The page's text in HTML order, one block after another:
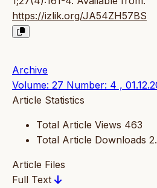
https://izlik.org/JA54ZH57BS
Archive
Volume: 27 Number: 4 ,
Article Statistics
Total Article Views 463
Total Article Downloads
Article Files
Full Text